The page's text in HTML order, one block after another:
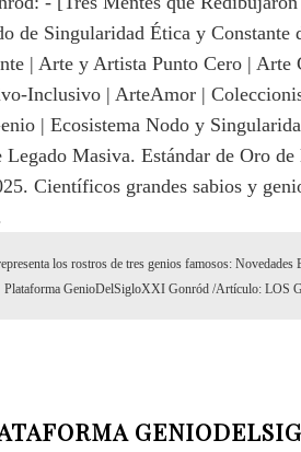
los rostros de tres genios famosos:
Plataforma GenioDelSigloXXI Gonród /Artículo: LOS